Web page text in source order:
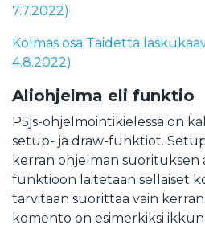
7.7.2022)
Kolmas osa Taidetta
4.8.2022)
Aliohjelma eli funktio
P5js-ohjelmointikielessä on
setup- ja draw-funktiot.
kerran ohjelman suorituksen
funktioon laitetaan sellaiset
tarvitaan suorittaa vain
komento on esimerkiksi